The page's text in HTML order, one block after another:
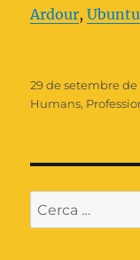
Ardour,
Publicat
el
29 de setembre de
Humans,
Cerca: